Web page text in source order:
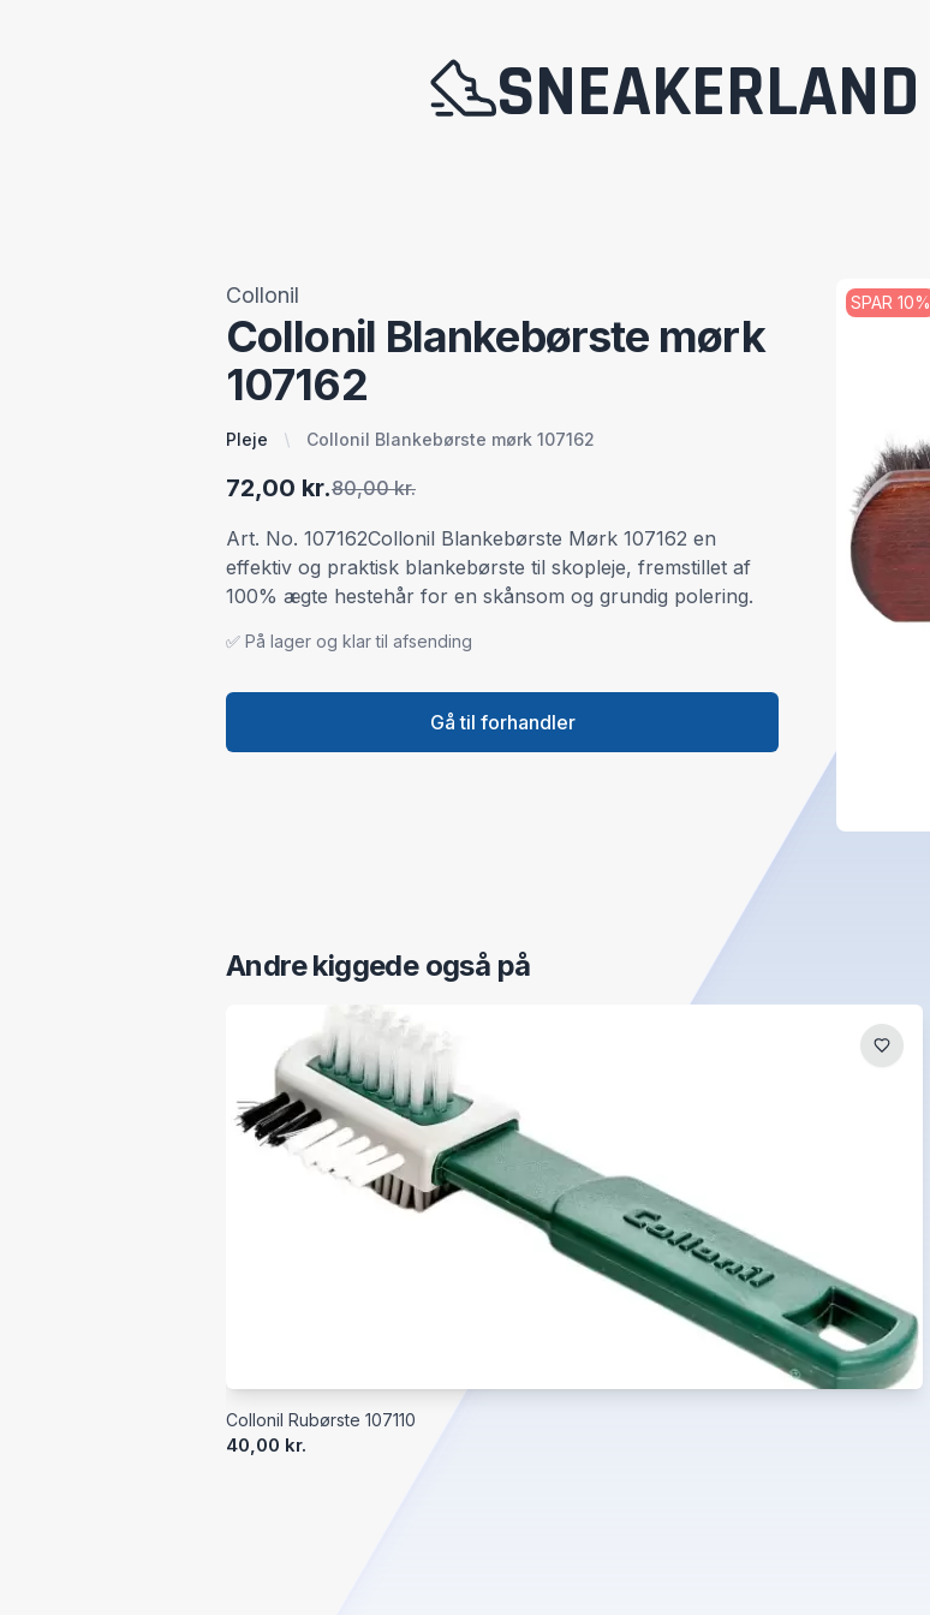
SNEAKERLAND
Collonil
Collonil Blankebørste mørk
107162
Pleje Collonil Blankebørste mørk 107162
72,00 kr.80,00 kr.
Art. No. 107162Collonil Blankebørste Mørk 107162 en
effektiv og praktisk blankebørste til skopleje, fremstillet af
100% ægte hestehår for en skånsom og grundig polering.
✅ På lager og klar til afsending
Gå til forhandler
SPAR 10%
Andre kiggede også på
Collonil Rubørste 107110
40,00 kr.